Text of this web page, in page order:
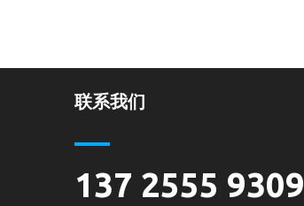
联系我们
137 2555 9309